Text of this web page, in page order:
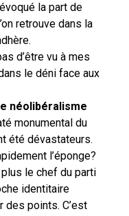
la part de
retrouve dans la
d’être vu à mes
le déni face aux
néolibéralisme
monumental du
été dévastateurs.
l’éponge?
le chef du parti
identitaire
des points. C’est